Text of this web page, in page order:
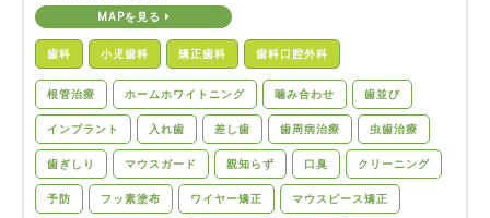
MAPを見る
歯科 小児歯科 矯正歯科 歯科口腔外科
根管治療 ホームホワイトニング 噛み合わせ 歯並び
インプラント 入れ歯 差し歯 歯周病治療 虫歯治療
歯ぎしり マウスガード 親知らず 口臭 クリーニング
予防 フッ素塗布 ワイヤー矯正 マウスピース矯正